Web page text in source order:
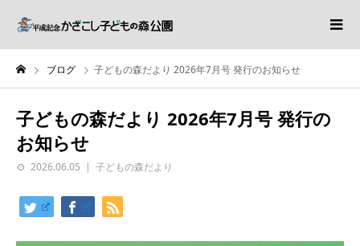
ブログ 子どもの森だより 2026年7月号 発行のお知らせ
子どもの森だより 2026年7月号 発行の
お知らせ
2026.06.05 子どもの森だより